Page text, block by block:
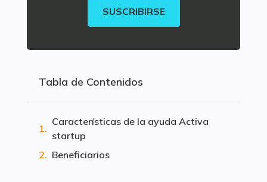
SUSCRIBIRSE
Tabla de Contenidos
Características de la ayuda Activa
startup
Beneficiarios